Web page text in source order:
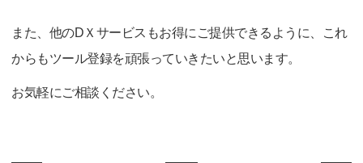
また、他のDＸサービスもお得にご提供できるように、これ
からもツール登録を頑張っていきたいと思います。
お気軽にご相談ください。